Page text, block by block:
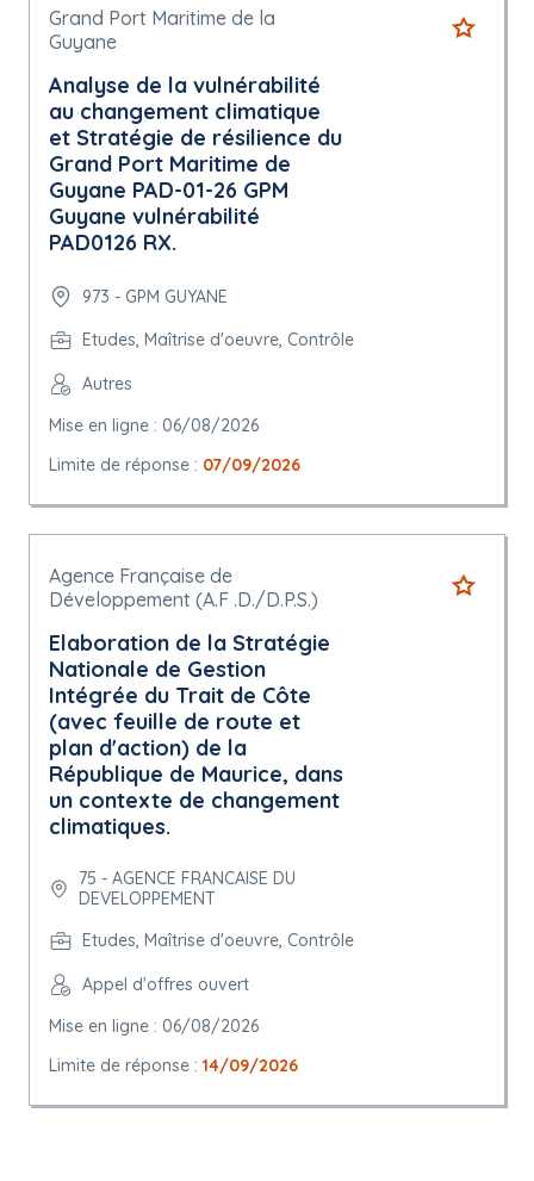
Grand Port Maritime de la
Guyane
Analyse de la vulnérabilité
au changement climatique
et Stratégie de résilience du
Grand Port Maritime de
Guyane PAD-01-26 GPM
Guyane vulnérabilité
PAD0126 RX.
973 - GPM GUYANE
Etudes, Maîtrise d'oeuvre, Contrôle
Autres
Mise en ligne : 06/08/2026
Limite de réponse : 07/09/2026
Agence Française de
Développement (A.F .D./D.P.S.)
Elaboration de la Stratégie
Nationale de Gestion
Intégrée du Trait de Côte
(avec feuille de route et
plan d'action) de la
République de Maurice, dans
un contexte de changement
climatiques.
75 - AGENCE FRANCAISE DU
DEVELOPPEMENT
Etudes, Maîtrise d'oeuvre, Contrôle
Appel d'offres ouvert
Mise en ligne : 06/08/2026
Limite de réponse : 14/09/2026